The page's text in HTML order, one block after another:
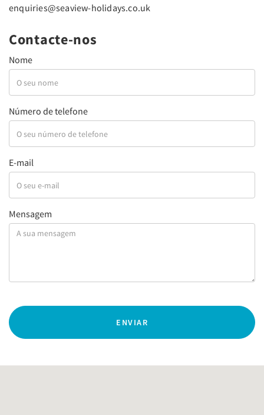
enquiries@seaview-holidays.co.uk
Contacte-nos
Nome
Número de telefone
E-mail
Mensagem